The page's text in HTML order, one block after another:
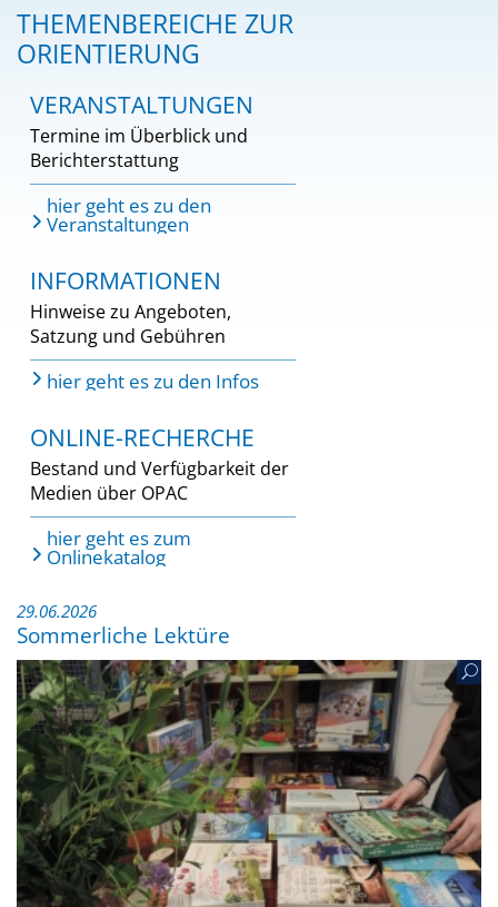
THEMENBEREICHE ZUR
ORIENTIERUNG
VERANSTALTUNGEN
Termine im Überblick und
Berichterstattung
hier geht es zu den
Veranstaltungen
INFORMATIONEN
Hinweise zu Angeboten,
Satzung und Gebühren
hier geht es zu den Infos
ONLINE-RECHERCHE
Bestand und Verfügbarkeit der
Medien über OPAC
hier geht es zum
Onlinekatalog
29.06.2026
Sommerliche Lektüre